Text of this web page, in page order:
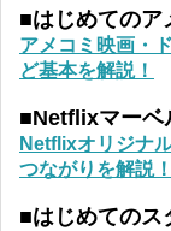
■はじめてのア
アメコミ映画・
ど基本を解説！
■Netflixマーベ
Netflixオリジナ
つながりを解説！
■はじめてのス